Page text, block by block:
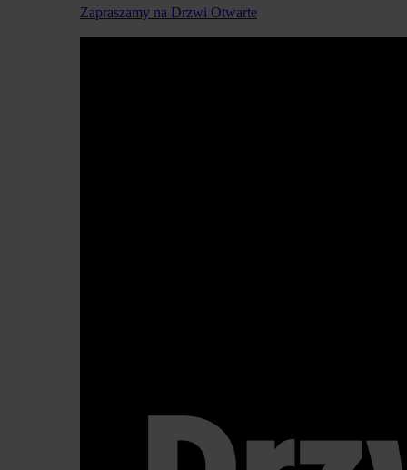
Zapraszamy na Drzwi Otwarte